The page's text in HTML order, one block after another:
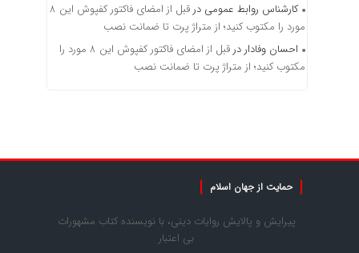
کارشناس روابط عمومی در
قبل از امضای فاکتور کفپوش این ۸
مورد را مکتوب کنید؛ از متراژ پرت تا ضمانت نصب
احسان وفادار در
قبل از امضای فاکتور کفپوش این ۸ مورد را
مکتوب کنید؛ از متراژ پرت تا ضمانت نصب
حمایت از جهان اسلام
پیرایش و پالایش روایات دینی، با نویسنده کتاب مشهورات
بی اعتبار